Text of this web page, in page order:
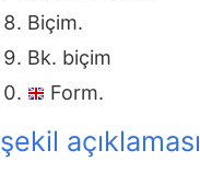
Biçim.
Bk. biçim
Form.
şekil açıklaması